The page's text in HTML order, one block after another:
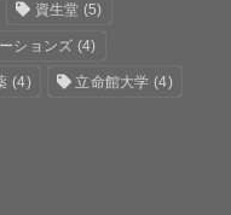
資生堂 (5)
ションズ (4)
(4) 立命館大学 (4)